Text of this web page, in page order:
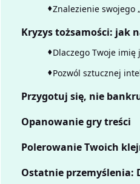
Znalezienie swojego
Kryzys tożsamości: jak
Dlaczego Twoje
Pozwól sztucznej
Przygotuj się, nie
Opanowanie gry treści
Polerowanie Twoich
Ostatnie przemyślenia: